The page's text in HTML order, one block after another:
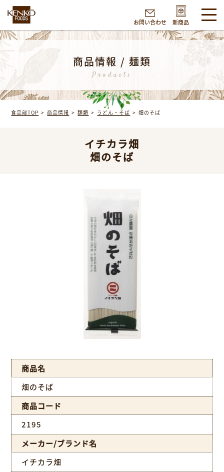
お問い合わせ 新商品
商品情報 / 麺類
Products
食品部TOP 商品情報 麺類 うどん・そば 畑のそば
イチカラ畑
畑のそば
商品名
畑のそば
商品コード
2195
メーカー/ブランド名
イチカラ畑